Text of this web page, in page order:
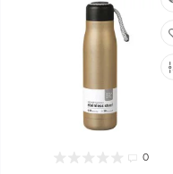
0